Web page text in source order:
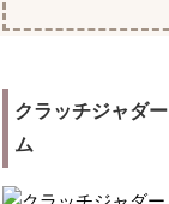
クラッチジャダ
ム